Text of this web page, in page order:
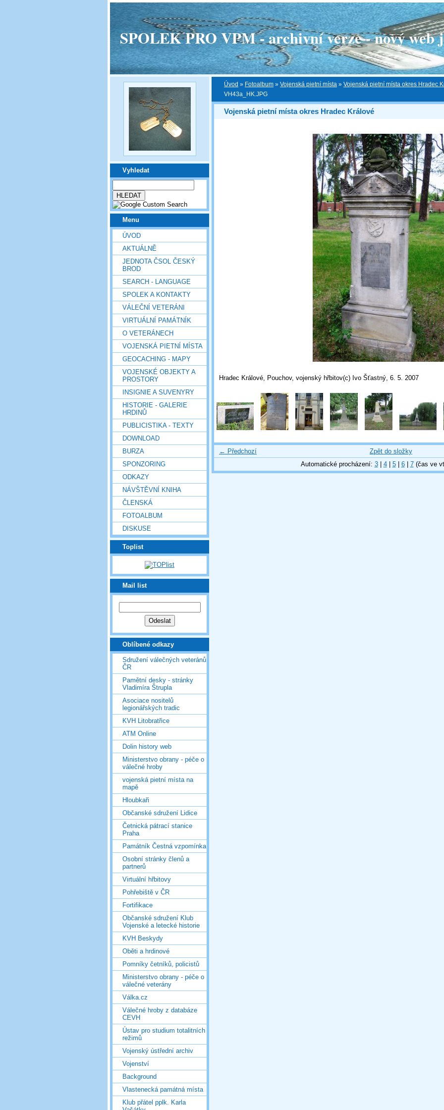
SPOLEK PRO VPM - archivní verze - nový web
Vyhledat
Menu
ÚVOD
AKTUÁLNĚ
JEDNOTA ČSOL ČESKÝ
BROD
SEARCH - LANGUAGE
SPOLEK A KONTAKTY
VÁLEČNÍ VETERÁNI
VIRTUÁLNÍ PAMÁTNÍK
O VETERÁNECH
VOJENSKÁ PIETNÍ MÍSTA
GEOCACHING - MAPY
VOJENSKÉ OBJEKTY A
PROSTORY
INSIGNIE A SUVENYRY
HISTORIE - GALERIE
HRDINŮ
PUBLICISTIKA - TEXTY
DOWNLOAD
BURZA
SPONZORING
ODKAZY
NÁVŠTĚVNÍ KNIHA
ČLENSKÁ
FOTOALBUM
DISKUSE
Toplist
Mail list
Oblíbené odkazy
Sdružení válečných veteránů
ČR
Pamětní desky - stránky
Vladimíra Štrupla
Asociace nositelů
legionářských tradic
KVH Litobratřice
ATM Online
Dolin history web
Ministerstvo obrany - péče o
válečné hroby
vojenská pietní místa na
mapě
Hloubkaři
Občanské sdružení Lidice
Četnická pátrací stanice
Praha
Památník Čestná vzpomínka
Osobní stránky členů a
partnerů
Virtuální hřbitovy
Pohřebiště v ČR
Fortifikace
Občanské sdružení Klub
Vojenské a letecké historie
KVH Beskydy
Oběti a hrdinové
Pomníky četníků, policistů
Ministerstvo obrany - péče o
válečné veterány
Válka.cz
Válečné hroby z databáze
CEVH
Ústav pro studium totalitních
režimů
Vojenský ústřední archiv
Vojenství
Background
Vlastenecká památná místa
Klub přátel pplk. Karla
Úvod » Fotoalbum » Vojenská pietní místa » Vojenská pietní místa okres Hradec
VH43a_HK.JPG
Vojenská pietní místa okres Hradec Králové
Hradec Králové, Pouchov, vojenský hřbitov(c) Ivo Šťastný, 6. 5. 2007
← Předchozí
Zpět do složky
Automatické procházení: 3| 4| 5| 6| 7(čas ve